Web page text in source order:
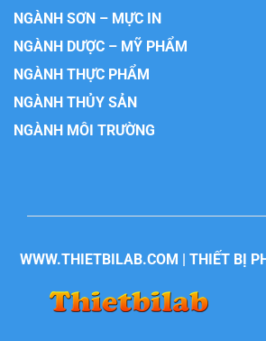
NGÀNH SƠN – MỰC IN
NGÀNH DƯỢC – MỸ PHẨM
NGÀNH THỰC PHẨM
NGÀNH THỦY SẢN
NGÀNH MÔI TRƯỜNG
WWW.THIETBILAB.COM | THIẾT BỊ